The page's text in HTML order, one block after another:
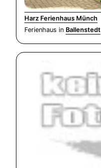
Harz Ferienhaus Münch
Ferienhaus in Ballenstedt